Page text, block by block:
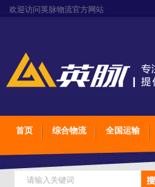
欢迎访问英脉物流官方网站
首页 综合物流 全国运输